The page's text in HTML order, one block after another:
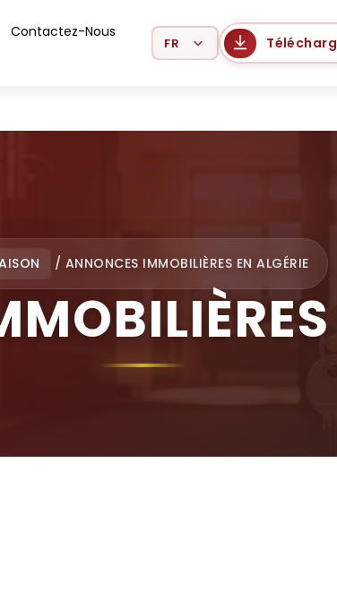
Contactez-Nous Select Language
/ ANNONCES IMMOBILIÈRES EN ALGÉRIE